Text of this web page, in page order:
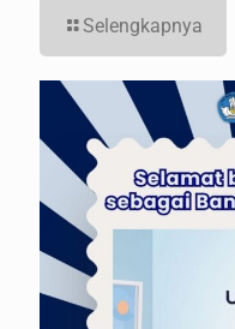
Selengkapnya